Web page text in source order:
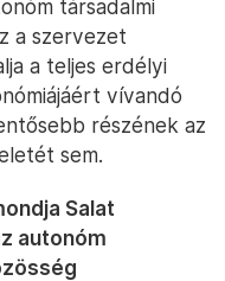
társadalmi
a szervezet
a teljes erdélyi
vívandó
részének az
sem.
Salat
autonóm